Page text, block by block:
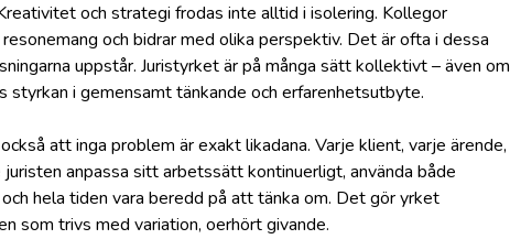
och strategi frodas inte alltid i isolering. Kollegor
och bidrar med olika perspektiv. Det är ofta i dessa
uppstår. Juristyrket är på många sätt kollektivt – även om
styrkan i gemensamt tänkande och erfarenhetsutbyte.
att inga problem är exakt likadana. Varje klient, varje ärende,
anpassa sitt arbetssätt kontinuerligt, använda både
hela tiden vara beredd på att tänka om. Det gör yrket
som trivs med variation, oerhört givande.